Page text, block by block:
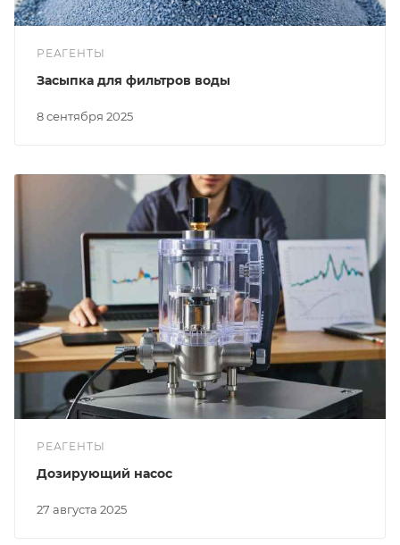
РЕАГЕНТЫ
8 сентября 2025
Засыпка для фильтров воды
РЕАГЕНТЫ
27 августа 2025
Дозирующий насос